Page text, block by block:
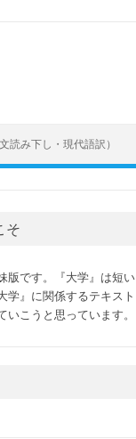
読み下し・現代語訳）
そ
版です。『大学』は短い
学』に関係するテキスト
いこうと思っています。